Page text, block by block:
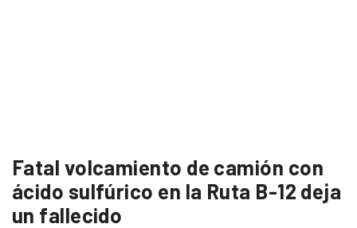
Fatal volcamiento de camión con
ácido sulfúrico en la Ruta B-12 deja
un fallecido